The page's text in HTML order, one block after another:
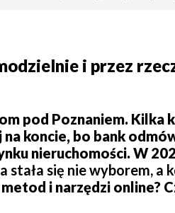
i przez
pod Poznaniem.
koncie, bo bank
nieruchomości. W
stała się nie wyborem, a
i narzędzi online?